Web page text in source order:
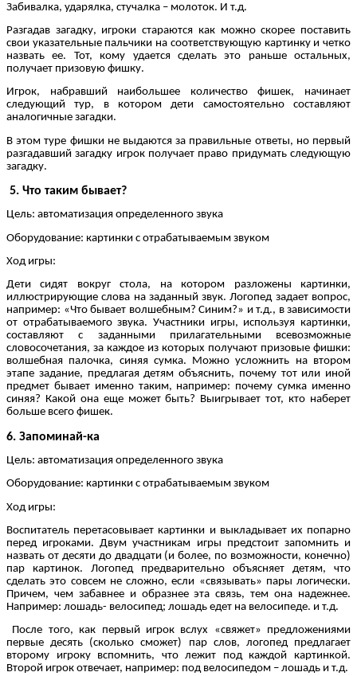
Забивалка, ударялка, стучалка – молоток. И т.д.
Разгадав загадку, игроки стараются как можно скорее поставить
свои указательные пальчики на соответствующую картинку и четко
назвать ее. Тот, кому удается сделать это раньше остальных,
получает призовую фишку.
Игрок, набравший наибольшее количество фишек, начинает
следующий тур, в котором дети самостоятельно составляют
аналогичные загадки.
В этом туре фишки не выдаются за правильные ответы, но первый
разгадавший загадку игрок получает право придумать следующую
загадку.
5. Что таким бывает?
Цель: автоматизация определенного звука
Оборудование: картинки с отрабатываемым звуком
Ход игры:
Дети сидят вокруг стола, на котором разложены картинки,
иллюстрирующие слова на заданный звук. Логопед задает вопрос,
например: «Что бывает волшебным? Синим?» и т.д., в зависимости
от отрабатываемого звука. Участники игры, используя картинки,
составляют с заданными прилагательными всевозможные
словосочетания, за каждое из которых получают призовые фишки:
волшебная палочка, синяя сумка. Можно усложнить на втором
этапе задание, предлагая детям объяснить, почему тот или иной
предмет бывает именно таким, например: почему сумка именно
синяя? Какой она еще может быть? Выигрывает тот, кто наберет
больше всего фишек.
6. Запоминай-ка
Цель: автоматизация определенного звука
Оборудование: картинки с отрабатываемым звуком
Ход игры:
Воспитатель перетасовывает картинки и выкладывает их попарно
перед игроками. Двум участникам игры предстоит запомнить и
назвать от десяти до двадцати (и более, по возможности, конечно)
пар картинок. Логопед предварительно объясняет детям, что
сделать это совсем не сложно, если «связывать» пары логически.
Причем, чем забавнее и образнее эта связь, тем она надежнее.
Например: лошадь- велосипед; лошадь едет на велосипеде. и т.д.
После того, как первый игрок вслух «свяжет» предложениями
первые десять (сколько сможет) пар слов, логопед предлагает
второму игроку вспомнить, что лежит под каждой картинкой.
Второй игрок отвечает, например: под велосипедом – лошадь и т.д.